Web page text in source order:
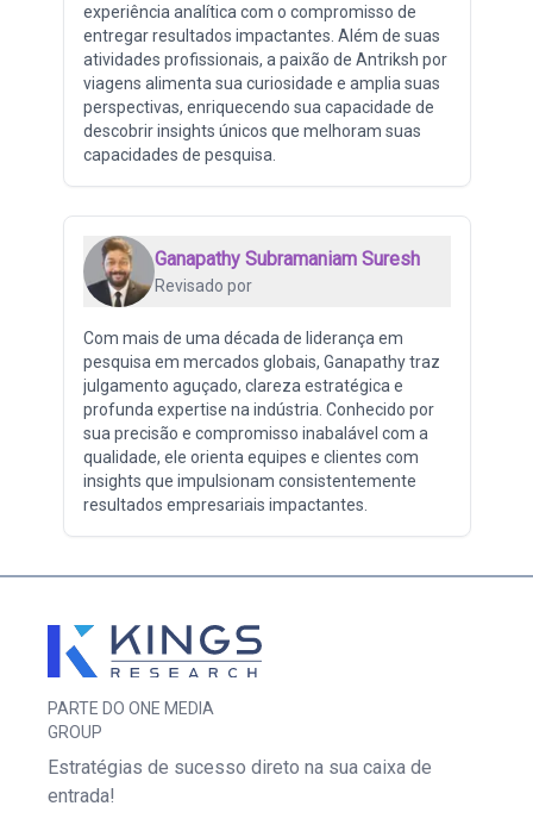
experiência analítica com o compromisso de
entregar resultados impactantes. Além de suas
atividades profissionais, a paixão de Antriksh por
viagens alimenta sua curiosidade e amplia suas
perspectivas, enriquecendo sua capacidade de
descobrir insights únicos que melhoram suas
capacidades de pesquisa.
Ganapathy Subramaniam Suresh
Revisado por
Com mais de uma década de liderança em
pesquisa em mercados globais, Ganapathy traz
julgamento aguçado, clareza estratégica e
profunda expertise na indústria. Conhecido por
sua precisão e compromisso inabalável com a
qualidade, ele orienta equipes e clientes com
insights que impulsionam consistentemente
resultados empresariais impactantes.
PARTE DO ONE MEDIA
GROUP
Estratégias de sucesso direto na sua caixa de
entrada!